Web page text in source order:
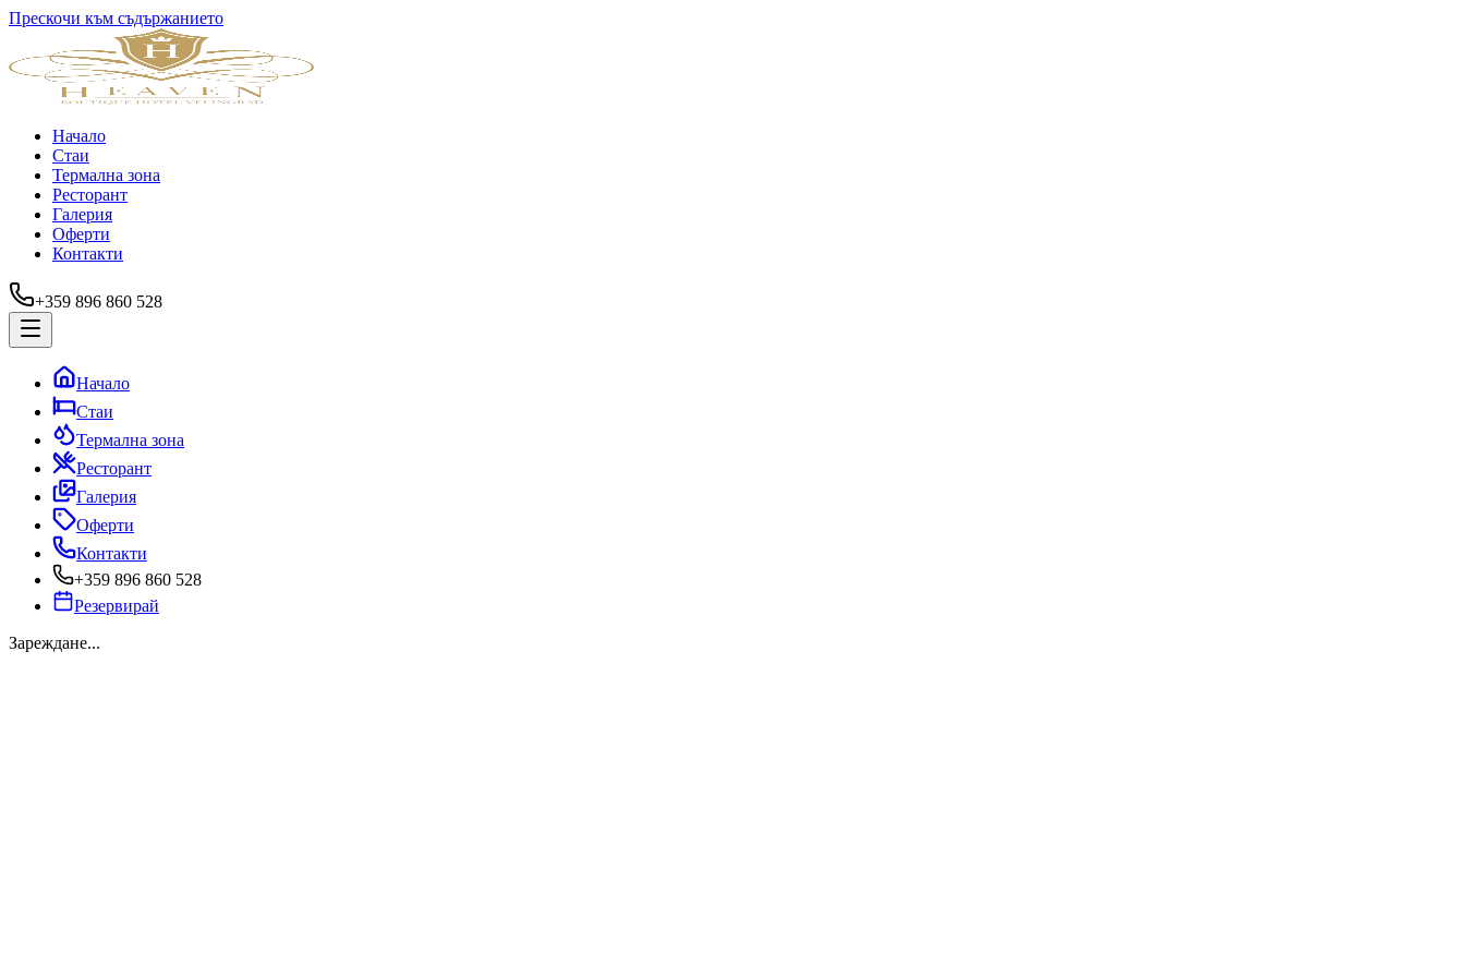
Прескочи към съдържанието
Начало
Стаи
Термална зона
Ресторант
Галерия
Оферти
Контакти
+359 896 860 528
Начало
Стаи
Термална зона
Ресторант
Галерия
Оферти
Контакти
+359 896 860 528
Резервирай
Зареждане...